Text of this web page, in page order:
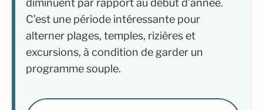
diminuent par rapport au début d’année.
C’est une période intéressante pour
alterner plages, temples, rizières et
excursions, à condition de garder un
programme souple.